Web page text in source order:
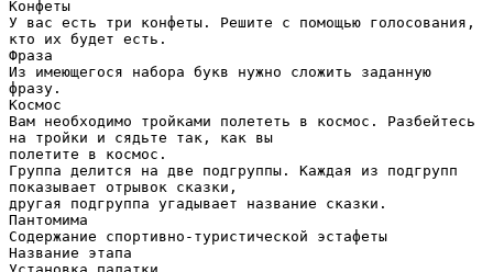
Конфеты
У вас есть три конфеты. Решите с помощью голосования,
кто их будет есть.
Фраза
Из имеющегося набора букв нужно сложить заданную
фразу.
Космос
Вам необходимо тройками полететь в космос. Разбейтесь
на тройки и сядьте так, как вы
полетите в космос.
Группа делится на две подгруппы. Каждая из подгрупп
показывает отрывок сказки,
другая подгруппа угадывает название сказки.
Пантомима
Содержание спортивно-туристической эстафеты
Название этапа